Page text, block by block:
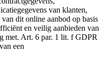
van klanten,
van dit online aanbod op basis
en veilig aanbieden van
met. Art. 6 par. 1 lit. f GDPR
een